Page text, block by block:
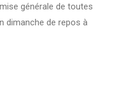
générale de toutes
dimanche de repos à